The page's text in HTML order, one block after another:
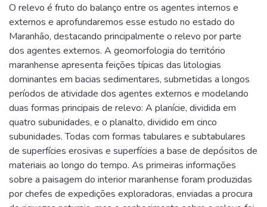
O relevo é fruto do balanço entre os agentes internos e
externos e aprofundaremos esse estudo no estado do
Maranhão, destacando principalmente o relevo por parte
dos agentes externos. A geomorfologia do território
maranhense apresenta feições típicas das litologias
dominantes em bacias sedimentares, submetidas a longos
períodos de atividade dos agentes externos e modelando
duas formas principais de relevo: A planície, dividida em
quatro subunidades, e o planalto, dividido em cinco
subunidades. Todas com formas tabulares e subtabulares
de superfícies erosivas e superfícies a base de depósitos de
materiais ao longo do tempo. As primeiras informações
sobre a paisagem do interior maranhense foram produzidas
por chefes de expedições exploradoras, enviadas a procura